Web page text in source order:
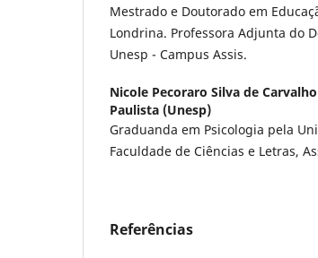
Mestrado e Doutorado em
Londrina. Professora Adjunta do
Unesp - Campus Assis.
Nicole Pecoraro Silva de
Paulista (Unesp)
Graduanda em Psicologia pela
Faculdade de Ciências e Letras,
Referências